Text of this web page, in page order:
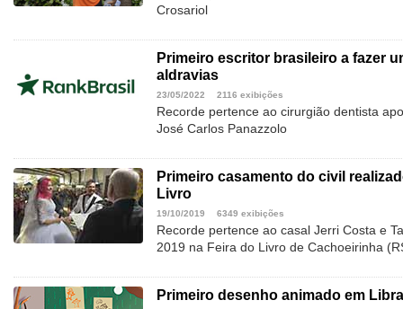
Crosariol
Primeiro escritor brasileiro a fazer
aldravias
23/05/2022 2116 exibições
Recorde pertence ao cirurgião dentista
José Carlos Panazzolo
Primeiro casamento do civil
Livro
19/10/2019 6349 exibições
Recorde pertence ao casal Jerri Costa e
2019 na Feira do Livro de Cachoeirinha
Primeiro desenho animado em